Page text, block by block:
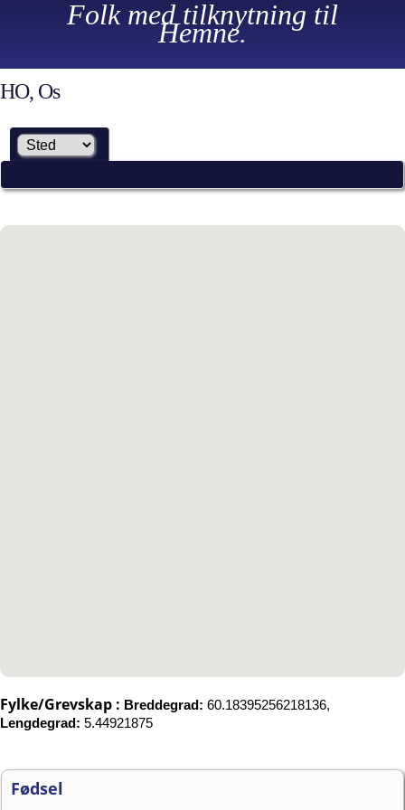
Folk med tilknytning til
Hemne.
HO, Os
Fylke/Grevskap : Breddegrad: 60.18395256218136,
Lengdegrad: 5.44921875
Fødsel